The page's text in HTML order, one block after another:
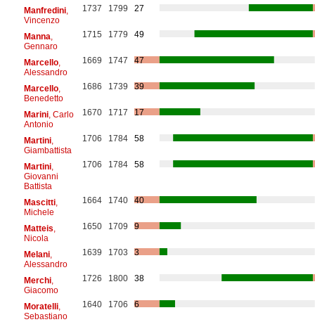
Manfredini,
Vincenzo
1737 1799 27
Manna
Gennaro
1715 1779 49
Marcello,
Alessandro
1669 1747 47
Marcello,
Benedetto
1686 1739 39
Marini, Carlo
Antonio
1670 1717 17
Martini,
Giambattista
1706 1784 58
Martini,
Giovanni
Battista
1706 1784 58
Mascitti,
Michele
1664 1740 40
Matteis
Nicola
1650 1709 9
Melani,
Alessandro
1639 1703 3
Merchi,
Giacomo
1726 1800 38
Moratelli,
Sebastiano
1640 1706 6